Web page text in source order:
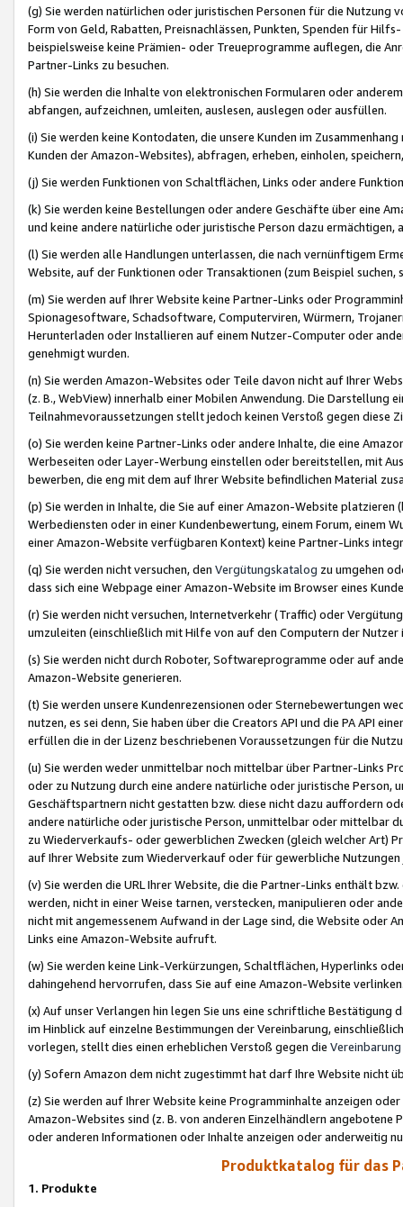
(g) Sie werden natürlichen oder juristischen Personen für die Nutzung
Form von Geld, Rabatten, Preisnachlässen, Punkten, Spenden für
beispielsweise keine Prämien- oder Treueprogramme auflegen, die
Partner-Links zu besuchen.
(h) Sie werden die Inhalte von elektronischen Formularen oder
abfangen, aufzeichnen, umleiten, auslesen, auslegen oder ausfüllen.
(i) Sie werden keine Kontodaten, die unsere Kunden im
Kunden der Amazon-Websites), abfragen, erheben, einholen,
(j) Sie werden Funktionen von Schaltflächen, Links oder andere
(k) Sie werden keine Bestellungen oder andere Geschäfte über eine
und keine andere natürliche oder juristische Person dazu
(l) Sie werden alle Handlungen unterlassen, die nach vernünftigem
Website, auf der Funktionen oder Transaktionen (zum Beispiel
(m) Sie werden auf Ihrer Website keine Partner-Links oder
Spionagesoftware, Schadsoftware, Computerviren, Würmern,
Herunterladen oder Installieren auf einem Nutzer-Computer oder
genehmigt wurden.
(n) Sie werden Amazon-Websites oder Teile davon nicht auf Ihrer
(z. B., WebView) innerhalb einer Mobilen Anwendung. Die Darstellung
Teilnahmevoraussetzungen stellt jedoch keinen Verstoß gegen diese
(o) Sie werden keine Partner-Links oder andere Inhalte, die eine
Werbeseiten oder Layer-Werbung einstellen oder bereitstellen, mit
bewerben, die eng mit dem auf Ihrer Website befindlichen Material
(p) Sie werden in Inhalte, die Sie auf einer Amazon-Website
Werbediensten oder in einer Kundenbewertung, einem Forum, einem
einer Amazon-Website verfügbaren Kontext) keine Partner-Links
(q) Sie werden nicht versuchen, den Vergütungskatalog zu umgehen
dass sich eine Webpage einer Amazon-Website im Browser eines
(r) Sie werden nicht versuchen, Internetverkehr (Traffic) oder
umzuleiten (einschließlich mit Hilfe von auf den Computern der
(s) Sie werden nicht durch Roboter, Softwareprogramme oder auf
Amazon-Website generieren.
(t) Sie werden unsere Kundenrezensionen oder Sternebewertungen
nutzen, es sei denn, Sie haben über die Creators API und die PA API
erfüllen die in der Lizenz beschriebenen Voraussetzungen für die
(u) Sie werden weder unmittelbar noch mittelbar über Partner-Links
oder zu Nutzung durch eine andere natürliche oder juristische
Geschäftspartnern nicht gestatten bzw. diese nicht dazu auffordern
andere natürliche oder juristische Person, unmittelbar oder mittelbar
zu Wiederverkaufs- oder gewerblichen Zwecken (gleich welcher Art)
auf Ihrer Website zum Wiederverkauf oder für gewerbliche
(v) Sie werden die URL Ihrer Website, die die Partner-Links enthält
werden, nicht in einer Weise tarnen, verstecken, manipulieren oder
nicht mit angemessenem Aufwand in der Lage sind, die Website oder
Links eine Amazon-Website aufruft.
(w) Sie werden keine Link-Verkürzungen, Schaltflächen, Hyperlinks
dahingehend hervorrufen, dass Sie auf eine Amazon-Website
(x) Auf unser Verlangen hin legen Sie uns eine schriftliche
im Hinblick auf einzelne Bestimmungen der Vereinbarung,
vorlegen, stellt dies einen erheblichen Verstoß gegen die Vereinbarung
(y) Sofern Amazon dem nicht zugestimmt hat darf Ihre Website nicht
(z) Sie werden auf Ihrer Website keine Programminhalte anzeigen
Amazon-Websites sind (z. B. von anderen Einzelhändlern
oder anderen Informationen oder Inhalte anzeigen oder anderweitig
Produktkatalog für das
1. Produkte